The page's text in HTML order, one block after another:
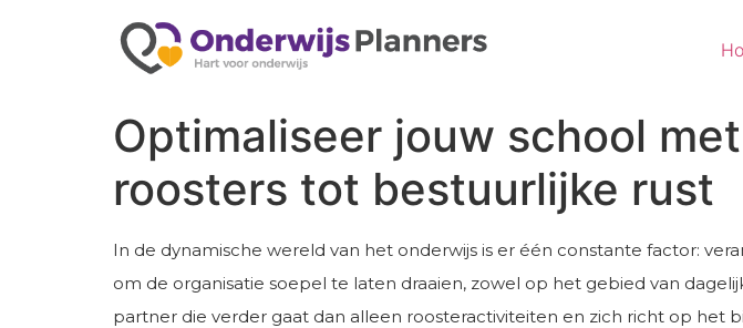
Optimaliseer jouw school
roosters tot bestuurlijke rust
In de dynamische wereld van het onderwijs is er één constante factor:
om de organisatie soepel te laten draaien, zowel op het gebied van
partner die verder gaat dan alleen roosteractiviteiten en zich richt op het